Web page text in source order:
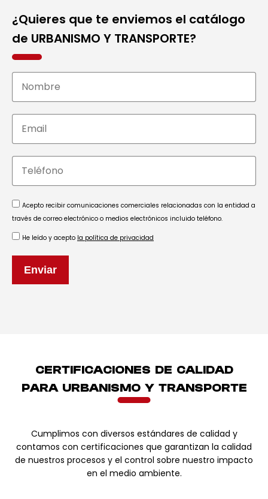
¿Quieres que te enviemos el catálogo
de URBANISMO Y TRANSPORTE?
Acepto recibir comunicaciones comerciales relacionadas con la entidad a
través de correo electrónico o medios electrónicos incluido teléfono.
He leído y acepto la política de privacidad
Enviar
CERTIFICACIONES DE CALIDAD
PARA URBANISMO Y TRANSPORTE
Cumplimos con diversos estándares de calidad y
contamos con certificaciones que garantizan la calidad
de nuestros procesos y el control sobre nuestro impacto
en el medio ambiente.